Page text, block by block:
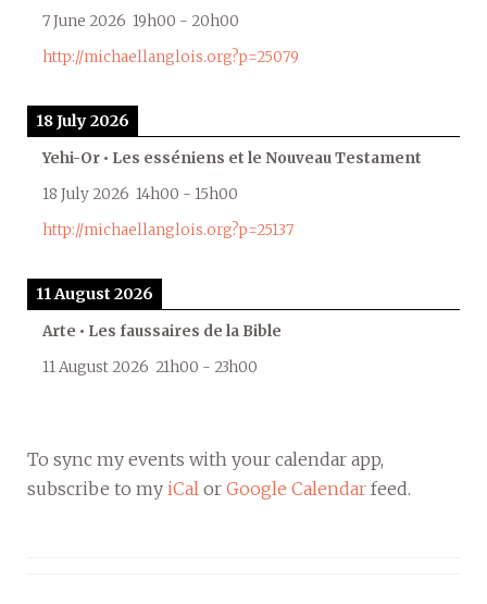
7 June 2026 19h00 - 20h00
http://michaellanglois.org?p=25079
18 July 2026
Yehi-Or • Les esséniens et le Nouveau Testament
18 July 2026 14h00 - 15h00
http://michaellanglois.org?p=25137
11 August 2026
Arte • Les faussaires de la Bible
11 August 2026 21h00 - 23h00
To sync my events with your calendar app,
subscribe to my iCal or Google Calendar feed.